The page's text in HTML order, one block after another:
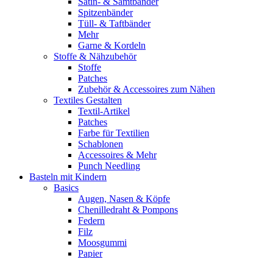
Spitzenbänder
Tüll- & Taftbänder
Mehr
Garne & Kordeln
Stoffe & Nähzubehör
Stoffe
Patches
Zubehör & Accessoires zum Nähen
Textiles Gestalten
Textil-Artikel
Patches
Farbe für Textilien
Schablonen
Accessoires & Mehr
Punch Needling
Basteln mit Kindern
Basics
Augen, Nasen & Köpfe
Chenilledraht & Pompons
Federn
Filz
Moosgummi
Papier